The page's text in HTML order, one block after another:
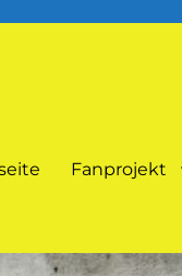
Fanprojekt